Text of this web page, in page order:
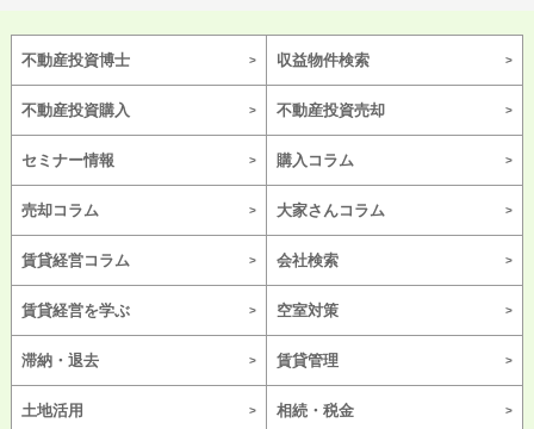
不動産投資博士 収益物件検索
不動産投資購入 不動産投資売却
セミナー情報 購入コラム
売却コラム 大家さんコラム
賃貸経営コラム 会社検索
賃貸経営を学ぶ 空室対策
滞納・退去 賃貸管理
土地活用 相続・税金